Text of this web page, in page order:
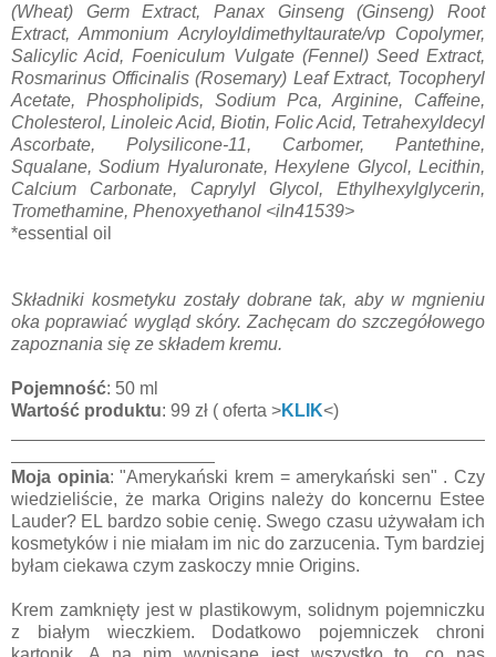
(Wheat) Germ Extract, Panax Ginseng (Ginseng) Root
Extract, Ammonium Acryloyldimethyltaurate/vp Copolymer,
Salicylic Acid, Foeniculum Vulgate (Fennel) Seed Extract,
Rosmarinus Officinalis (Rosemary) Leaf Extract, Tocopheryl
Acetate, Phospholipids, Sodium Pca, Arginine, Caffeine,
Cholesterol, Linoleic Acid, Biotin, Folic Acid, Tetrahexyldecyl
Ascorbate, Polysilicone-11, Carbomer, Pantethine,
Squalane, Sodium Hyaluronate, Hexylene Glycol, Lecithin,
Calcium Carbonate, Caprylyl Glycol, Ethylhexylglycerin,
Tromethamine, Phenoxyethanol <iln41539>
*essential oil
Składniki kosmetyku zostały dobrane tak, aby w mgnieniu
oka poprawiać wygląd skóry. Zachęcam do szczegółowego
zapoznania się ze składem kremu.
Pojemność: 50 ml
Wartość produktu: 99 zł ( oferta >KLIK<)
Moja opinia: "Amerykański krem = amerykański sen" . Czy
wiedzieliście, że marka Origins należy do koncernu Estee
Lauder? EL bardzo sobie cenię. Swego czasu używałam ich
kosmetyków i nie miałam im nic do zarzucenia. Tym bardziej
byłam ciekawa czym zaskoczy mnie Origins.
Krem zamknięty jest w plastikowym, solidnym pojemniczku
z białym wieczkiem. Dodatkowo pojemniczek chroni